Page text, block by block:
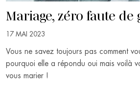
Mariage, zéro faute de
17 MAI 2023
Vous ne savez toujours pas comment
pourquoi elle a répondu oui mais voilà
vous marier !